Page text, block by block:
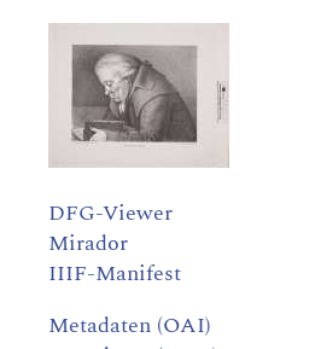
DFG-Viewer
Mirador
IIIF-Manifest
Metadaten (OAI)